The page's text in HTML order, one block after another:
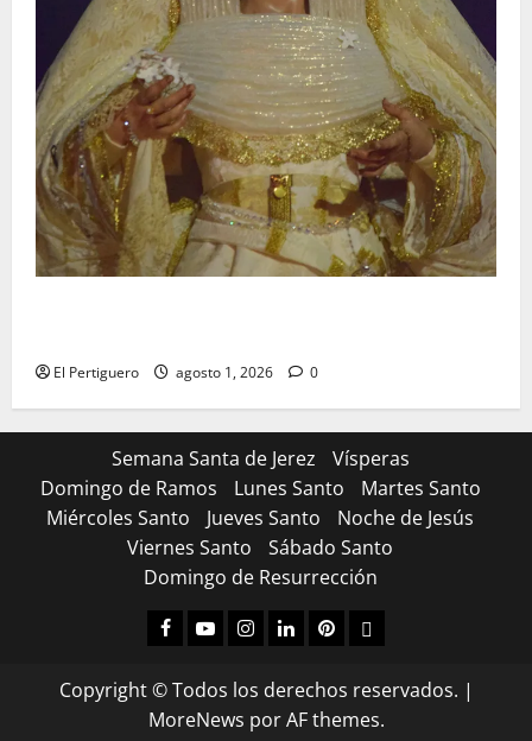
El Pertiguero agosto 1, 2026 0
Semana Santa de Jerez
Vísperas
Domingo de Ramos
Lunes Santo
Martes Santo
Miércoles Santo
Jueves Santo
Noche de Jesús
Viernes Santo
Sábado Santo
Domingo de Resurrección
Facebook
YoutubeInstagram
LinkedPinterestDribbble
Copyright © Todos los derechos reservados. |
MoreNews por AF themes.